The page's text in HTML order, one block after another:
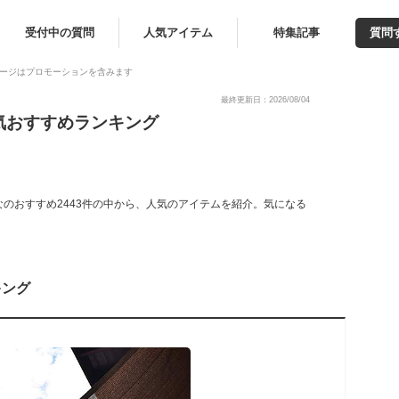
受付中の質問 人気アイテム 特集記事 質問
ジはプロモーションを含みます
最終更新日：2026/08/04
すすめランキング
おすすめ2443件の中から、人気のアイテムを紹介。気になる
グ